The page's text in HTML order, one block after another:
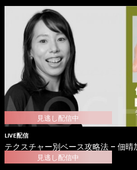
LIVE配信
テクスチャー別ベース攻略法 – 佃晴